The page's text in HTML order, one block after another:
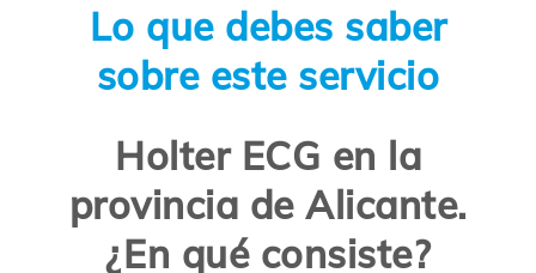
Lo que debes saber
sobre este servicio
Holter ECG en la
provincia de Alicante.
¿En qué consiste?